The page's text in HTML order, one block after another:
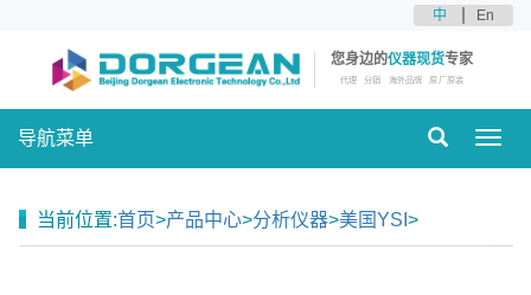
中 En
您身边的仪器现货专家
代理 分销 海外品牌 原厂原装
导航菜单
当前位置:首页>产品中心>分析仪器>美国YSI >